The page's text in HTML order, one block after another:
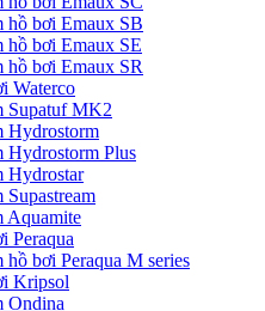
hồ bơi Emaux SB
hồ bơi Emaux SE
hồ bơi Emaux SR
Waterco
Supatuf MK2
Hydrostorm
Hydrostorm Plus
Hydrostar
Aquamite
Peraqua
hồ bơi Peraqua M series
Kripsol
Ondina